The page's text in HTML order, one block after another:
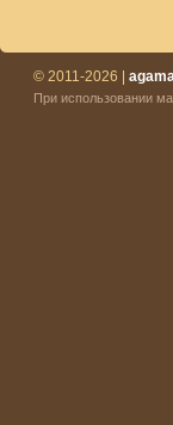
© 2011-2026 |
При использовании